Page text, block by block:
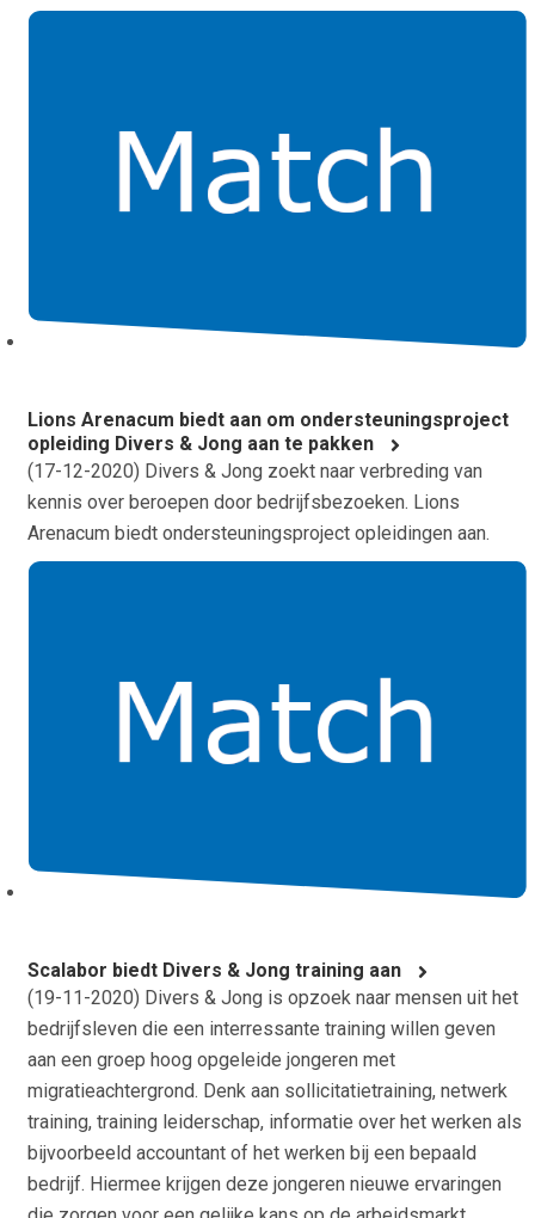
Lions Arenacum biedt aan om ondersteuningsproject
opleiding Divers & Jong aan te pakken
(17-12-2020) Divers & Jong zoekt naar verbreding van
kennis over beroepen door bedrijfsbezoeken. Lions
Arenacum biedt ondersteuningsproject opleidingen aan.
Scalabor biedt Divers & Jong training aan
(19-11-2020) Divers & Jong is opzoek naar mensen uit het
bedrijfsleven die een interressante training willen geven
aan een groep hoog opgeleide jongeren met
migratieachtergrond. Denk aan sollicitatietraining, netwerk
training, training leiderschap, informatie over het werken als
bijvoorbeeld accountant of het werken bij een bepaald
bedrijf. Hiermee krijgen deze jongeren nieuwe ervaringen